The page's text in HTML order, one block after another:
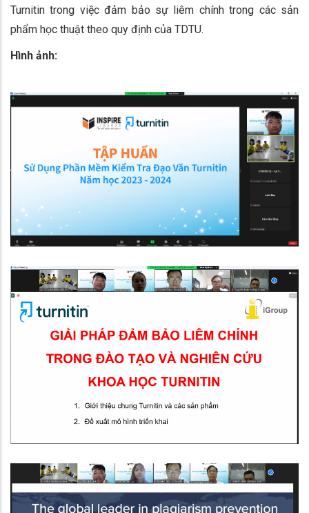
Turnitin trong việc đảm bảo sự liêm chính trong các sản
phẩm học thuật theo quy định của TDTU.
Hình ảnh: